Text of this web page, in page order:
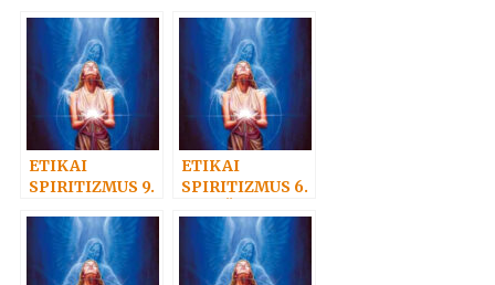
útján: Isten felé
ETIKAI
SPIRITIZMUS 9.
kötelez. Az
igazság
harcosai.
ETIKAI
SPIRITIZMUS 6.